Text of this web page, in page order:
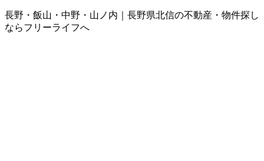
長野・飯山・中野・山ノ内｜長野県北信の不動産・物件探し
ならフリーライフへ